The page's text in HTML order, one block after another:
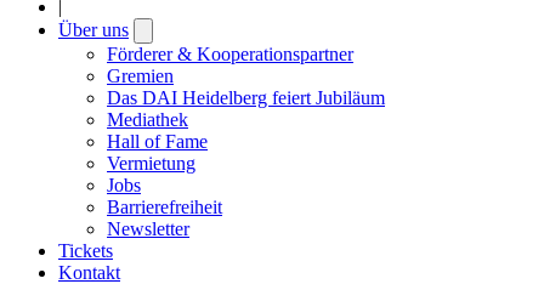
|
Über uns
submenu
Förderer & Kooperationspartner
Gremien
Das DAI Heidelberg feiert Jubiläum
Mediathek
Hall of Fame
Vermietung
Jobs
Barrierefreiheit
Newsletter
Tickets
Kontakt